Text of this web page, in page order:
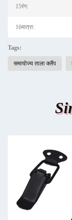
15रंग:
16मात्रा:
Tags:
समायोज्य ताला क्लैंप